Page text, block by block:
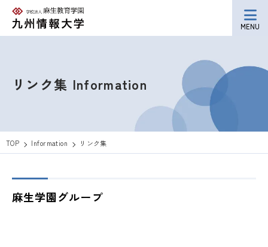
MENU
リンク集 Information
TOP Information リンク集
麻生学園グループ